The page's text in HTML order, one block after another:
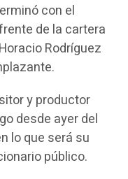
con el
de la cartera
Rodríguez
y productor
desde ayer del
lo que será su
público.